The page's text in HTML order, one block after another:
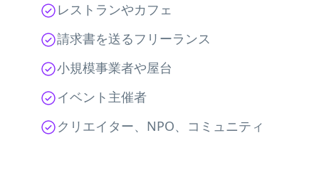
レストランやカフェ
請求書を送るフリーランス
小規模事業者や屋台
イベント主催者
クリエイター、NPO、コミュニティ